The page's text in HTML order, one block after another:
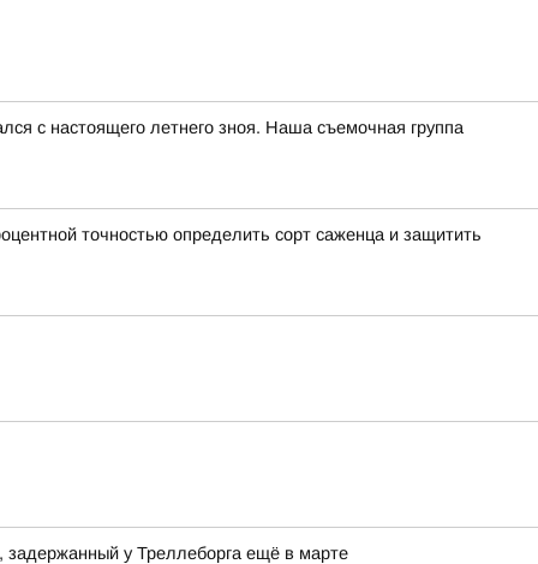
с настоящего летнего зноя. Наша съемочная группа
точностью определить сорт саженца и защитить
задержанный у Треллеборга ещё в марте